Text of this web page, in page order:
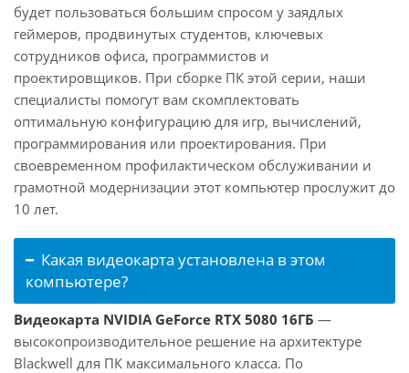
будет пользоваться большим спросом у заядлых
геймеров, продвинутых студентов, ключевых
сотрудников офиса, программистов и
проектировщиков. При сборке ПК этой серии, наши
специалисты помогут вам скомплектовать
оптимальную конфигурацию для игр, вычислений,
программирования или проектирования. При
своевременном профилактическом обслуживании и
грамотной модернизации этот компьютер прослужит до
10 лет.
Какая видеокарта установлена в этом
компьютере?
Видеокарта NVIDIA GeForce RTX 5080 16ГБ —
высокопроизводительное решение на архитектуре
Blackwell для ПК максимального класса. По